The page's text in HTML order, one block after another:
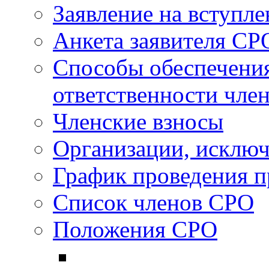
Заявление на
Анкета заявителя
Способы
ответственности
Членские взносы
Организации,
График проведения
Список членов СРО
Положения СРО